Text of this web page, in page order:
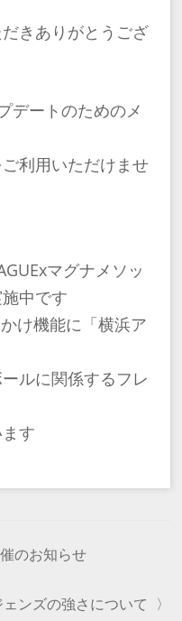
きありがとうござ
デートのためのメ
利用いただけませ
マグナメソッ
中です
け機能に「横浜ア
ルに関係するフレ
す
のお知らせ
ンズの強さについて 〉